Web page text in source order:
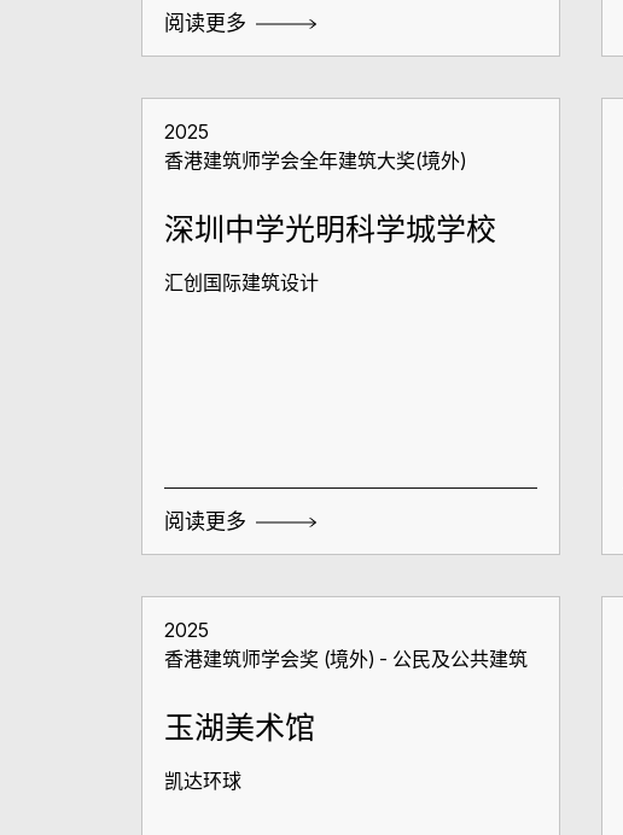
阅读更多
2025
香港建筑师学会全年建筑大奖(境外)
深圳中学光明科学城学校
汇创国际建筑设计
阅读更多
2025
香港建筑师学会奖 (境外) - 公民及公共建筑
玉湖美术馆
凯达环球